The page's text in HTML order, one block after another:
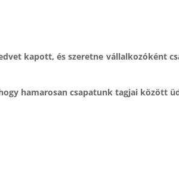
kapott, és szeretne vállalkozóként
hamarosan csapatunk tagjai között